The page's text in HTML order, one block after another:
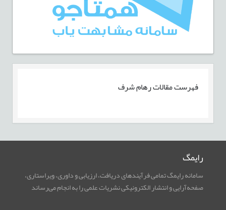
فهرست مقالاترهام شرف
رایمگ
سامانه رایمگ تمامی فرآیندهای دریافت، ارزیابی و داوری، ویراستاری،
صفحه‌آرایی و انتشار الکترونیکی نشریات علمی را به انجام می‌رساند